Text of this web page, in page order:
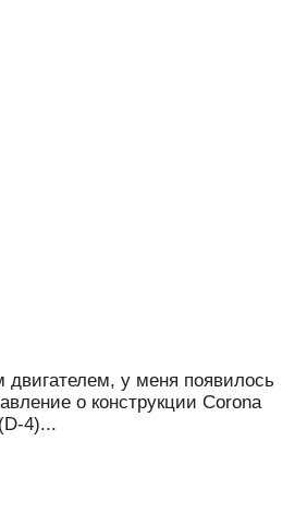
двигателем, у меня появилось
о конструкции Corona
4)...